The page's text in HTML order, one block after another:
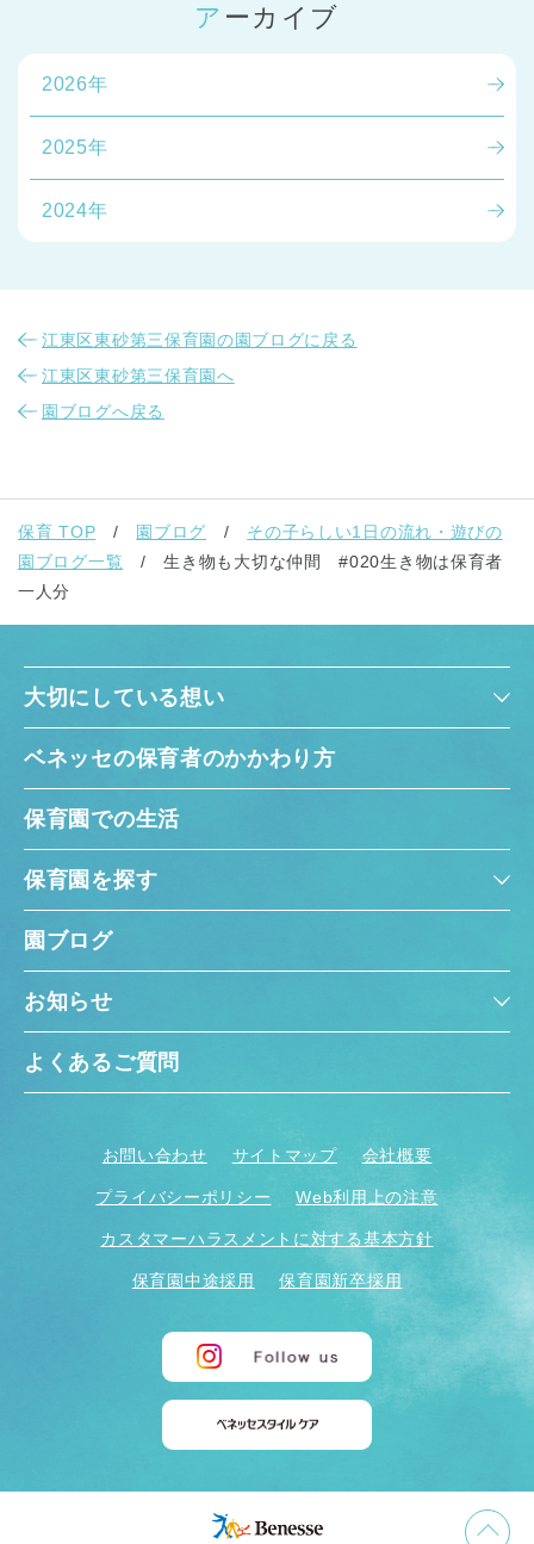
アーカイブ
2026年
2025年
2024年
江東区東砂第三保育園の園ブログに戻る
江東区東砂第三保育園へ
園ブログへ戻る
保育 TOP 園ブログ
その子らしい1日の流れ・遊びの
園ブログ一覧
生き物も大切な仲間 #020生き物は保育者
一人分
大切にしている想い
ベネッセの保育者のかかわり方
保育園での生活
保育園を探す
園ブログ
お知らせ
よくあるご質問
お問い合わせ サイトマップ 会社概要
プライバシーポリシー Web利用上の注意
カスタマーハラスメントに対する基本方針
保育園中途採用 保育園新卒採用